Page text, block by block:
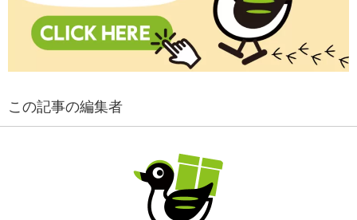
この記事の編集者